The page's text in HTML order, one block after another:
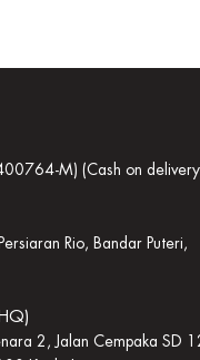
M) (Cash on delivery
Rio, Bandar Puteri,
2, Jalan Cempaka SD